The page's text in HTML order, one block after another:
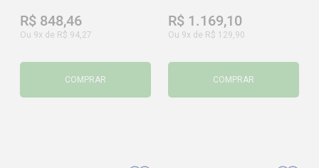
R$ 848,46
Ou 9x de R$ 94 27
COMPRAR
R$ 1.169,10
Ou 9x de R$ 129 90
COMPRAR